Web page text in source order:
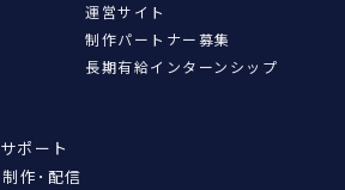
運営サイト
制作パートナー募集
長期有給インターンシップ
ポート
作･配信